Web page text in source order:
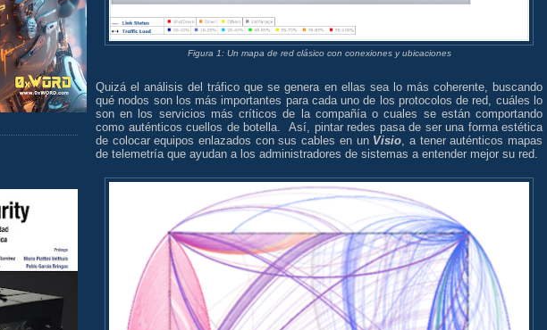
Figura 1: Un mapa de red clásico con conexiones y ubicaciones
Quizá el análisis del tráfico que se genera en ellas sea lo más coherente, buscando
qué nodos son los más importantes para cada uno de los protocolos de red, cuáles lo
son en los servicios más críticos de la compañía o cuales se están comportando
como auténticos cuellos de botella. Así, pintar redes pasa de ser una forma estética
de colocar equipos enlazados con sus cables en un Visio, a tener auténticos mapas
de telemetría que ayudan a los administradores de sistemas a entender mejor su red.